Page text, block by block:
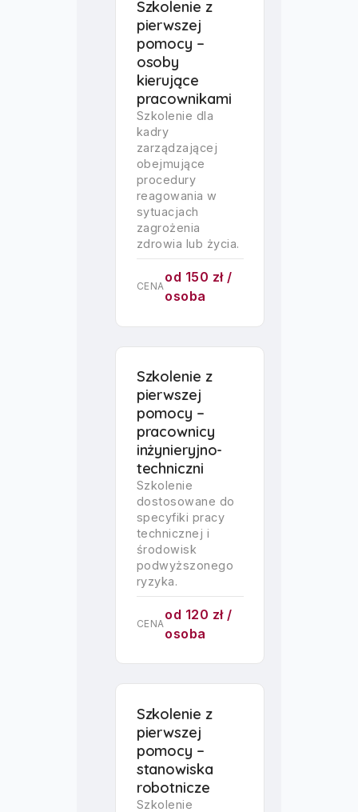
Szkolenie z
pierwszej
pomocy –
osoby
kierujące
pracownikami
Szkolenie dla
kadry
zarządzającej
obejmujące
procedury
reagowania w
sytuacjach
zagrożenia
zdrowia lub życia.
CENA
od 150 zł /
osoba
Szkolenie z
pierwszej
pomocy –
pracownicy
inżynieryjno-
techniczni
Szkolenie
dostosowane do
specyfiki pracy
technicznej i
środowisk
podwyższonego
ryzyka.
CENA
od 120 zł /
osoba
Szkolenie z
pierwszej
pomocy –
stanowiska
robotnicze
Szkolenie